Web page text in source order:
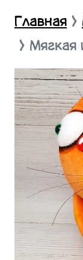
Главная
Мягкая